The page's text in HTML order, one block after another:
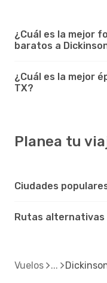
¿Cuál es la mejor
baratos a
¿Cuál es la mejor
TX?
Planea tu
Ciudades
Rutas alternativas
Vuelos